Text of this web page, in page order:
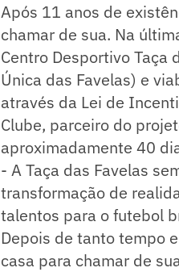
Após 11 anos de
chamar de sua. Na
Centro Desportivo Taça
Única das Favelas) e
através da Lei de
Clube, parceiro do
aproximadamente 40
- A Taça das Favelas
transformação de
talentos para o futebol
Depois de tanto tempo
casa para chamar de